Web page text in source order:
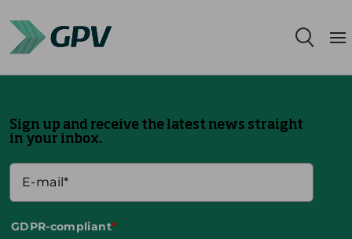
Segmente
Standorte
Nachhaltigkeit
Sign up and receive the latest news straight
in your inbox.
GDPR-compliant*